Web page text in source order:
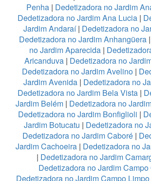
Penha | Dedetizadora no Jardim
Dedetizadora no Jardim Ana Lucia |
Jardim Andaraí| Dedetizadora no
Dedetizadora no Jardim Anhangüera |
no Jardim Aparecida|
Aricanduva| Dedetizadora no
Dedetizadora no Jardim Avelino |
Jardim Avenida | Dedetizadora no
Dedetizadora no Jardim Bela Vista|
Jardim Belém| Dedetizadora no
Dedetizadora no Jardim Bonfiglioli |
Jardim Botucatu | Dedetizadora no
Dedetizadora no Jardim Caboré|
Jardim Cachoeira| Dedetizadora no
| Dedetizadora no Jardim
Dedetizadora no Jardim Campo
Dedetizadora no Jardim Campo Limpo